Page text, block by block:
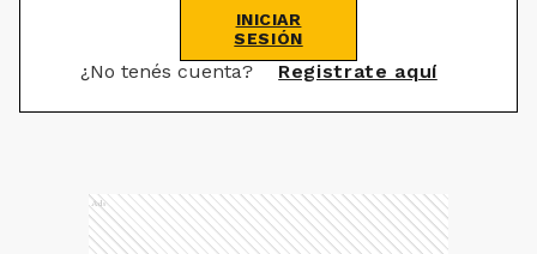
INICIAR
SESIÓN
¿No tenés cuenta? Registrate aquí
Ads